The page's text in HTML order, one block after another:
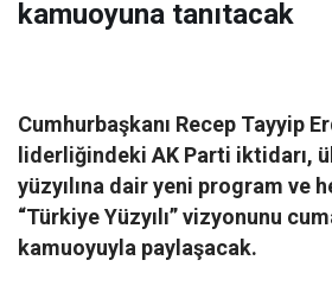
kamuoyuna tanıtacak
Cumhurbaşkanı Recep Tayyip
liderliğindeki AK Parti iktidarı,
yüzyılına dair yeni program ve
“Türkiye Yüzyılı” vizyonunu
kamuoyuyla paylaşacak.